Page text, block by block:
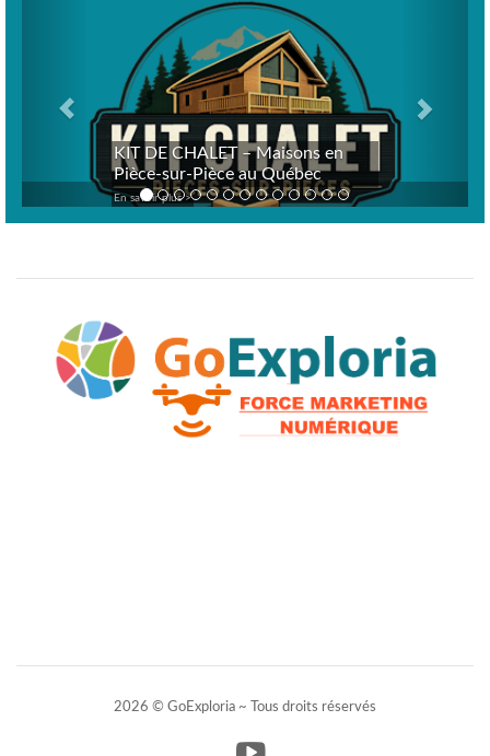
KIT DE CHALET – Maisons en
Pièce-sur-Pièce au Québec
En savoir plus >
2026 © GoExploria ~ Tous droits réservés